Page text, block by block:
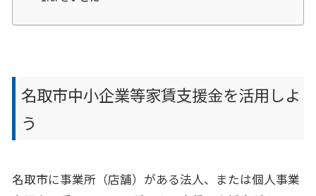
名取市中小企業等家賃支援金を活用しよ
う
名取市に事業所（店舗）がある法人、または個人事業